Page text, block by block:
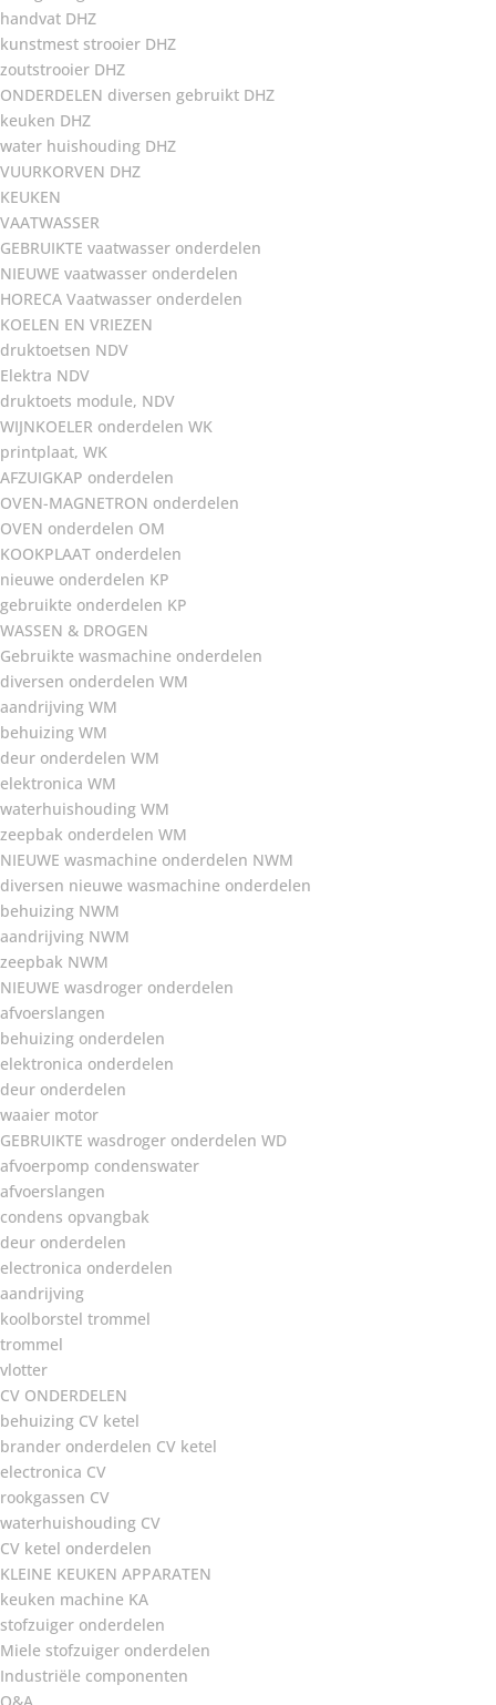
handvat DHZ
kunstmest strooier DHZ
zoutstrooier DHZ
ONDERDELEN diversen gebruikt DHZ
keuken DHZ
water huishouding DHZ
VUURKORVEN DHZ
KEUKEN
VAATWASSER
GEBRUIKTE vaatwasser onderdelen
NIEUWE vaatwasser onderdelen
HORECA Vaatwasser onderdelen
KOELEN EN VRIEZEN
druktoetsen NDV
Elektra NDV
druktoets module, NDV
WIJNKOELER onderdelen WK
printplaat, WK
AFZUIGKAP onderdelen
OVEN-MAGNETRON onderdelen
OVEN onderdelen OM
KOOKPLAAT onderdelen
nieuwe onderdelen KP
gebruikte onderdelen KP
WASSEN & DROGEN
Gebruikte wasmachine onderdelen
diversen onderdelen WM
aandrijving WM
behuizing WM
deur onderdelen WM
elektronica WM
waterhuishouding WM
zeepbak onderdelen WM
NIEUWE wasmachine onderdelen NWM
diversen nieuwe wasmachine onderdelen
behuizing NWM
aandrijving NWM
zeepbak NWM
NIEUWE wasdroger onderdelen
afvoerslangen
behuizing onderdelen
elektronica onderdelen
deur onderdelen
waaier motor
GEBRUIKTE wasdroger onderdelen WD
afvoerpomp condenswater
afvoerslangen
condens opvangbak
deur onderdelen
electronica onderdelen
aandrijving
koolborstel trommel
trommel
vlotter
CV ONDERDELEN
behuizing CV ketel
brander onderdelen CV ketel
electronica CV
rookgassen CV
waterhuishouding CV
CV ketel onderdelen
KLEINE KEUKEN APPARATEN
keuken machine KA
stofzuiger onderdelen
Miele stofzuiger onderdelen
Industriële componenten